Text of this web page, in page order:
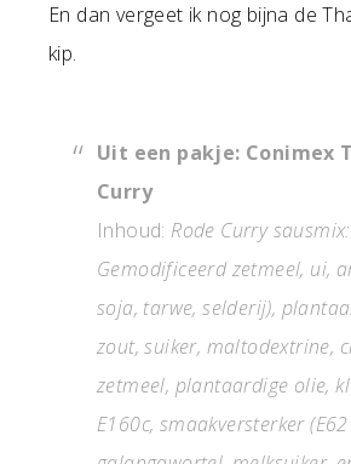
En dan vergeet ik nog bijna de
kip.
Uit een pakje: Conimex
Curry
Inhoud: Rode Curry sausmix:
Gemodificeerd zetmeel, ui,
soja, tarwe, selderij),
zout, suiker, maltodextrine,
zetmeel, plantaardige olie,
E160c, smaakversterker